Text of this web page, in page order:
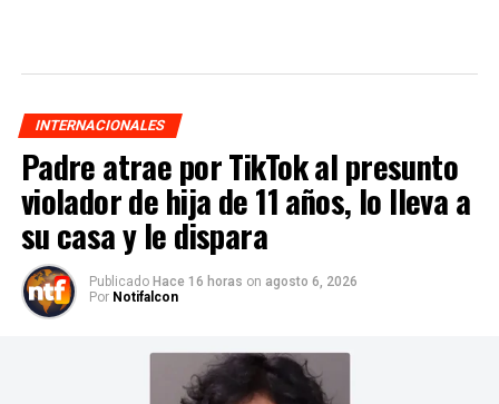
INTERNACIONALES
Padre atrae por TikTok al presunto
violador de hija de 11 años, lo lleva a
su casa y le dispara
Publicado Hace 16 horas on agosto 6, 2026
Por Notifalcon